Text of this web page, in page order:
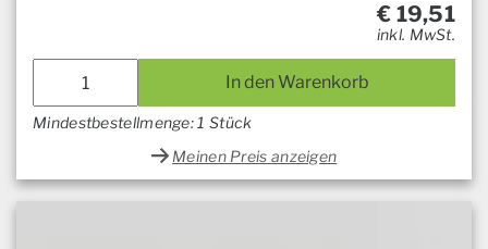
€ 19,51
inkl. MwSt.
In den Warenkorb
Mindestbestellmenge: 1 Stück
Meinen Preis anzeigen